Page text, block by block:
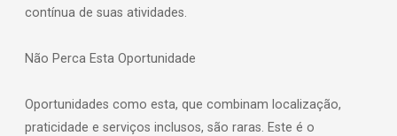
contínua de suas atividades.
Não Perca Esta Oportunidade
Oportunidades como esta, que combinam localização,
praticidade e serviços inclusos, são raras. Este é o